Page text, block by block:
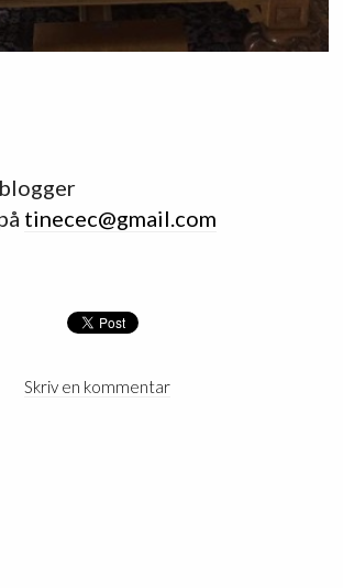
tinecec@gmail.com
Skriv en kommentar